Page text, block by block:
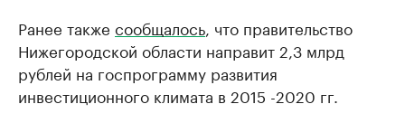
Ранее также сообщалось, что правительство
Нижегородской области направит 2,3 млрд
рублей на госпрограмму развития
инвестиционного климата в 2015 -2020 гг.